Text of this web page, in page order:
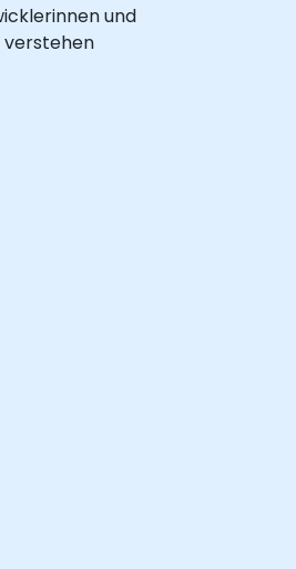
und
verstehen